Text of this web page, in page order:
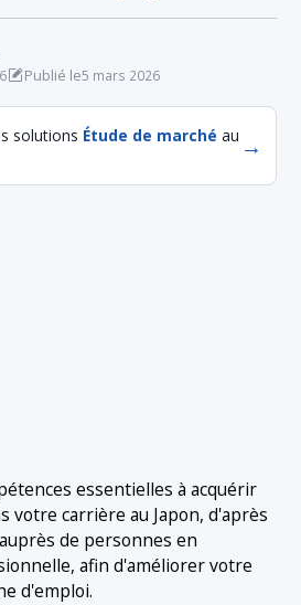
Publié le5 mars 2026
solutions Étude de marché au →
essentielles à acquérir
votre carrière au Japon, d'après
de personnes en
afin d'améliorer votre
d'emploi.